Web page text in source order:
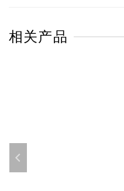
相关产品